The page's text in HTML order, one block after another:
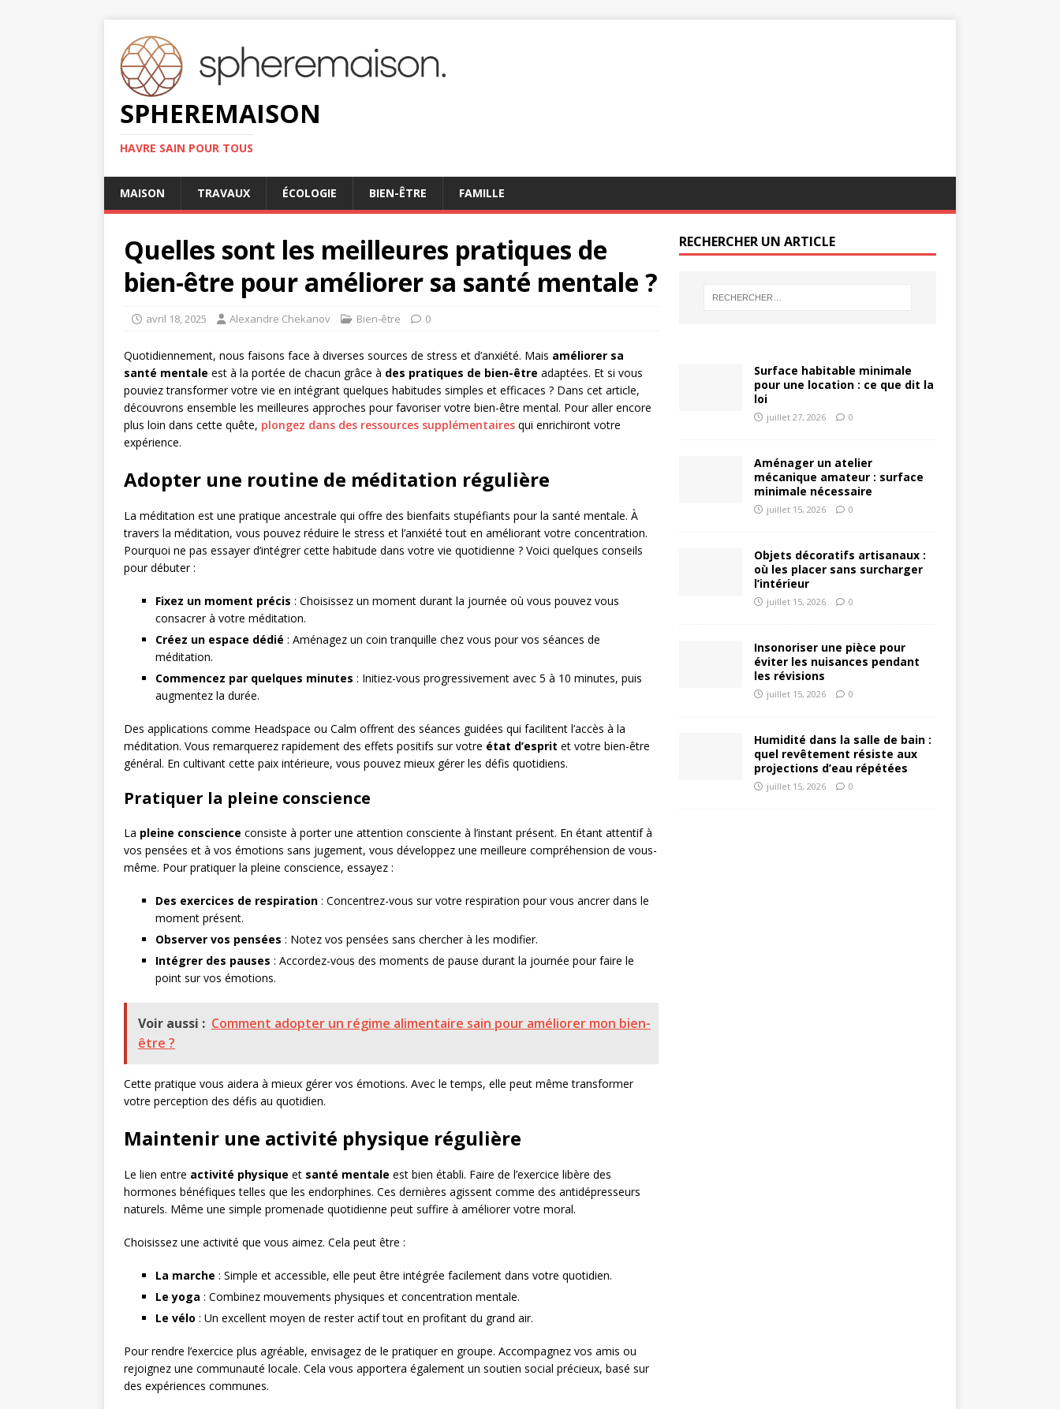
SPHEREMAISON
HAVRE SAIN POUR TOUS
MAISON TRAVAUX ÉCOLOGIE BIEN-ÊTRE FAMILLE
Quelles sont les meilleures pratiques de
bien-être pour améliorer sa santé mentale ?
avril 18, 2025 Alexandre Chekanov Bien-être 0
Quotidiennement, nous faisons face à diverses sources de stress et d’anxiété. Mais améliorer sa
santé mentale est à la portée de chacun grâce à des pratiques de bien-être adaptées. Et si vous
pouviez transformer votre vie en intégrant quelques habitudes simples et efficaces ? Dans cet article,
découvrons ensemble les meilleures approches pour favoriser votre bien-être mental. Pour aller encore
plus loin dans cette quête, plongez dans des ressources supplémentaires qui enrichiront votre
expérience.
Adopter une routine de méditation régulière
La méditation est une pratique ancestrale qui offre des bienfaits stupéfiants pour la santé mentale. À
travers la méditation, vous pouvez réduire le stress et l’anxiété tout en améliorant votre concentration.
Pourquoi ne pas essayer d’intégrer cette habitude dans votre vie quotidienne ? Voici quelques conseils
pour débuter :
Fixez un moment précis : Choisissez un moment durant la journée où vous pouvez vous
consacrer à votre méditation.
Créez un espace dédié : Aménagez un coin tranquille chez vous pour vos séances de
méditation.
Commencez par quelques minutes : Initiez-vous progressivement avec 5 à 10 minutes, puis
augmentez la durée.
Des applications comme Headspace ou Calm offrent des séances guidées qui facilitent l’accès à la
méditation. Vous remarquerez rapidement des effets positifs sur votre état d’esprit et votre bien-être
général. En cultivant cette paix intérieure, vous pouvez mieux gérer les défis quotidiens.
Pratiquer la pleine conscience
La pleine conscience consiste à porter une attention consciente à l’instant présent. En étant attentif à
vos pensées et à vos émotions sans jugement, vous développez une meilleure compréhension de vous-
même. Pour pratiquer la pleine conscience, essayez :
Des exercices de respiration : Concentrez-vous sur votre respiration pour vous ancrer dans le
moment présent.
Observer vos pensées : Notez vos pensées sans chercher à les modifier.
Intégrer des pauses : Accordez-vous des moments de pause durant la journée pour faire le
point sur vos émotions.
Voir aussi : Comment adopter un régime alimentaire sain pour améliorer mon bien-
être ?
Cette pratique vous aidera à mieux gérer vos émotions. Avec le temps, elle peut même transformer
votre perception des défis au quotidien.
Maintenir une activité physique régulière
Le lien entre activité physique et santé mentale est bien établi. Faire de l’exercice libère des
hormones bénéfiques telles que les endorphines. Ces dernières agissent comme des antidépresseurs
naturels. Même une simple promenade quotidienne peut suffire à améliorer votre moral.
Choisissez une activité que vous aimez. Cela peut être :
La marche : Simple et accessible, elle peut être intégrée facilement dans votre quotidien.
Le yoga : Combinez mouvements physiques et concentration mentale.
Le vélo : Un excellent moyen de rester actif tout en profitant du grand air.
Pour rendre l’exercice plus agréable, envisagez de le pratiquer en groupe. Accompagnez vos amis ou
rejoignez une communauté locale. Cela vous apportera également un soutien social précieux, basé sur
des expériences communes.
RECHERCHER UN ARTICLE
Surface habitable minimale
pour une location : ce que dit la
loi
juillet 27, 2026 0
Aménager un atelier
mécanique amateur : surface
minimale nécessaire
juillet 15, 2026 0
Objets décoratifs artisanaux :
où les placer sans surcharger
l’intérieur
juillet 15, 2026 0
Insonoriser une pièce pour
éviter les nuisances pendant
les révisions
juillet 15, 2026 0
Humidité dans la salle de bain :
quel revêtement résiste aux
projections d’eau répétées
juillet 15, 2026 0